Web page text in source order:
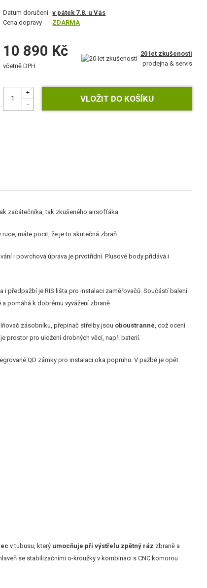
Datum doručení v pátek 7.8. u Vás
Cena dopravy
ZDARMA
10 890 Kč
včetně DPH
20 let zkušeností
prodejna & servis
začátečníka, tak zkušeného airsofťáka.
ruce, máte pocit, že je to skutečná zbraň.
i povrchová úprava je prvotřídní. Plusové body přidává i
i předpažbí je RIS lišta pro instalaci zaměřovačů. Součástí balení
pomáhá k dobrému vyvážení zbraně.
zásobníku, přepínač střelby jsou oboustranné , což ocení
prostor pro uložení drobných věcí, např. baterií.
QD zámky pro instalaci oka popruhu. V pažbě je opět
v tubusu, který umocňuje při výstřelu zpětný ráz zbraně a
se stabilizačními o-kroužky v kombinaci s CNC komorou